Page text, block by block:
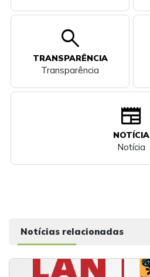
search
TRANSPARÊNCIA
Transparência
newspaper
NOTÍCIA
Notícia
Notícias relacionadas